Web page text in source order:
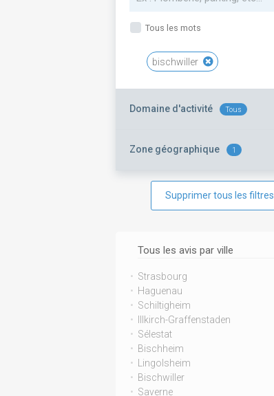
Tous les mots
bischwiller
Domaine d'activité Tous
Zone géographique 1
Supprimer tous les filtres
Tous les avis par ville
Strasbourg
Haguenau
Schiltigheim
Illkirch-Graffenstaden
Sélestat
Bischheim
Lingolsheim
Bischwiller
Saverne